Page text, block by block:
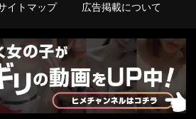
イトマップ 広告掲載について